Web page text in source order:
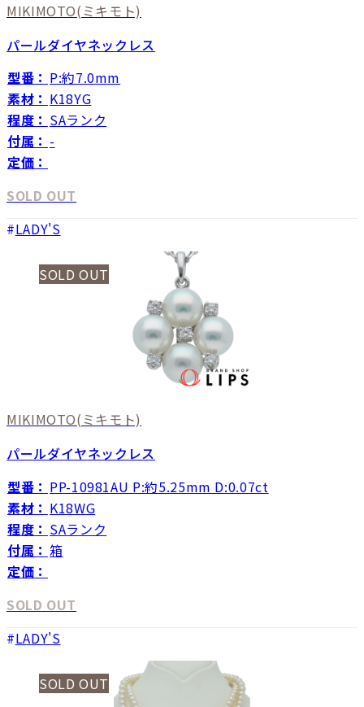
MIKIMOTO(ミキモト)
パールダイヤネックレス
型番： P:約7.0mm
素材： K18YG
程度： SAランク
付属： -
定価：
SOLD OUT
LADY'S
SOLD OUT
MIKIMOTO(ミキモト)
パールダイヤネックレス
型番： PP-10981AU P:約5.25mm D:0.07ct
素材： K18WG
程度： SAランク
付属： 箱
定価：
SOLD OUT
LADY'S
SOLD OUT